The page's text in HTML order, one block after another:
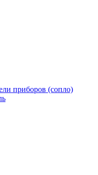
приборов (сопло)